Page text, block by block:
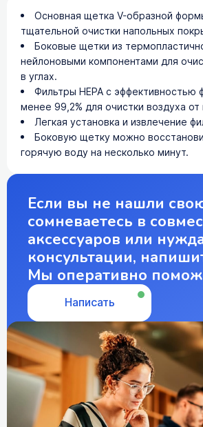
Основная щетка V-образной
тщательной очистки напольных
Боковые щетки из
нейлоновыми компонентами для
в углах.
Фильтры HEPA с эффективностью
менее 99,2% для очистки воздуха от
Легкая установка и извлечение
Боковую щетку можно
горячую воду на несколько минут.
Если вы не нашли
сомневаетесь в
аксессуаров или
консультации,
Мы оперативно
Написать